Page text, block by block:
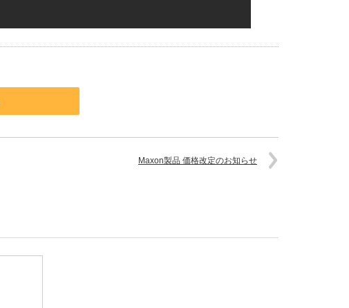
Maxon製品 価格改定のお知らせ